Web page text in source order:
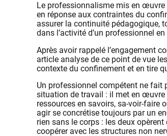
Le professionnalisme mis en
en réponse aux contraintes du
assurer la continuité pédagogique,
dans l’activité d’un professionnel
Après avoir rappelé l’engagement
article analyse de ce point de vue
contexte du confinement et en tire
Un professionnel compétent ne fait
situation de travail : il met en œuvre
ressources en savoirs, sa-voir-faire
agir se concrétise toujours par un
rien sans le corps : les deux
coopérer avec les structures non